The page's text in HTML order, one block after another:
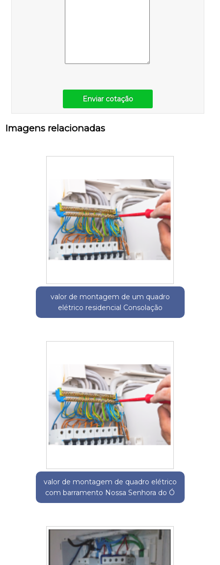
Enviar cotação
Imagens relacionadas
valor de montagem de um quadro
elétrico residencial Consolação
valor de montagem de quadro elétrico
com barramento Nossa Senhora do Ó